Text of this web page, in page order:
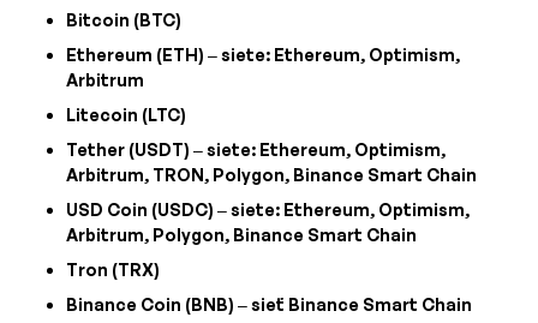
Bitcoin (BTC)
Ethereum (ETH) – siete: Ethereum, Optimism,
Arbitrum
Litecoin (LTC)
Tether (USDT) – siete: Ethereum, Optimism,
Arbitrum, TRON, Polygon, Binance Smart Chain
USD Coin (USDC) – siete: Ethereum, Optimism,
Arbitrum, Polygon, Binance Smart Chain
Tron (TRX)
Binance Coin (BNB) – sieť Binance Smart Chain